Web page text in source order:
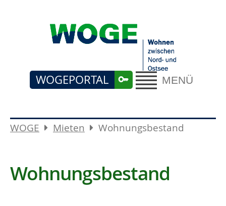
MENÜ
WOGEPORTAL
WOGE Mieten Wohnungsbestand
Wohnungsbestand